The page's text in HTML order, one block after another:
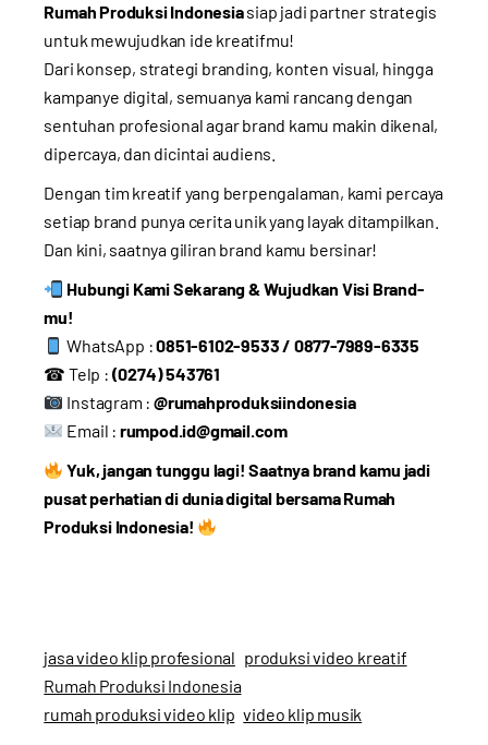
Rumah Produksi Indonesiasiap jadi partner strategis
untuk mewujudkan ide kreatifmu!
Dari konsep, strategi branding, konten visual, hingga
kampanye digital, semuanya kami rancang dengan
sentuhan profesional agar brand kamu makin dikenal,
dipercaya, dan dicintai audiens.
Dengan tim kreatif yang berpengalaman, kami percaya
setiap brand punya cerita unik yang layak ditampilkan.
Dan kini, saatnya giliran brand kamu bersinar!
Hubungi Kami Sekarang & Wujudkan Visi Brand-
mu!
WhatsApp :0851-6102-9533 / 0877-7989-6335
☎ Telp : (0274) 543761
Instagram : @rumahproduksiindonesia
Email : rumpod.id@gmail.com
Yuk, jangan tunggu lagi! Saatnya brand kamu jadi
pusat perhatian di dunia digital bersama Rumah
Produksi Indonesia!
jasa video klip profesional produksi video kreatif
Rumah Produksi Indonesia
rumah produksi video klip video klip musik